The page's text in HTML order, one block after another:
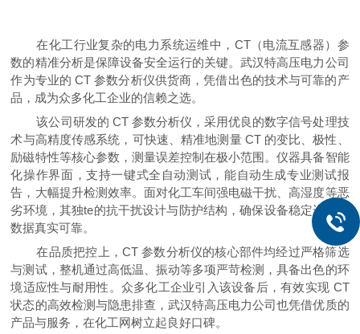
在化工行业复杂的电力系统运维中，CT（电流互感器）参
数的精准分析是保障设备安全运行的关键。武汉特高压电力公司
作为专业的 CT 参数分析仪供货商，凭借出色的技术与可靠的产
品，成为众多化工企业的信赖之选。
该公司研发的 CT 参数分析仪，采用优良的数字信号处理技
术与高精度传感系统，可快速、精准地测量 CT 的变比、极性、
励磁特性等核心参数，测量误差控制在极小范围。仪器具备智能
化操作界面，支持一键式全自动测试，能自动生成专业测试报
告，大幅提升检测效率。面对化工车间强电磁干扰、高湿度等恶
劣环境，其独te的抗干扰设计与防护结构，确保设备稳定运行，
数据真实可靠。
在品质把控上，CT 参数分析仪的核心部件均经过严格筛选
与测试，整机通过高低温、振动等多项严苛检测，具备出色的环
境适应性与耐用性。众多化工企业引入该设备后，有效实现 CT
状态的高效检测与隐患排查，武汉特高压电力公司也凭借优质的
产品与服务，在化工网树立起良好口碑。